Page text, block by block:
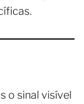
o sinal visível